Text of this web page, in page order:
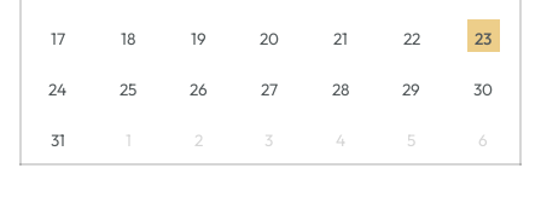
17 18 19 20 21 22 23
24 25 26 27 28 29 30
31 1 2 3 4 5 6